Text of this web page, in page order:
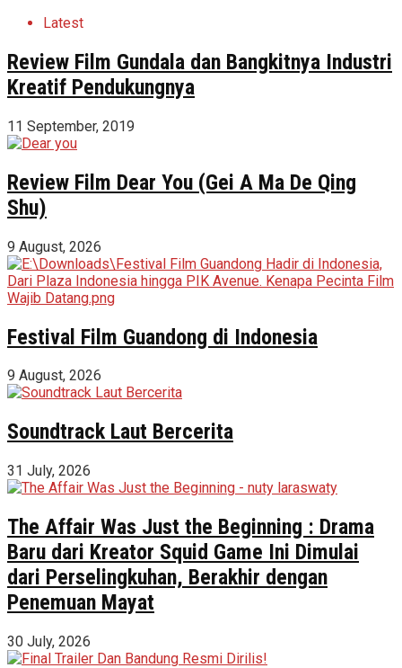
Latest
Review Film Gundala dan Bangkitnya Industri
Kreatif Pendukungnya
11 September, 2019
Review Film Dear You (Gei A Ma De Qing
Shu)
9 August, 2026
Festival Film Guandong di Indonesia
9 August, 2026
Soundtrack Laut Bercerita
31 July, 2026
The Affair Was Just the Beginning : Drama
Baru dari Kreator Squid Game Ini Dimulai
dari Perselingkuhan, Berakhir dengan
Penemuan Mayat
30 July, 2026